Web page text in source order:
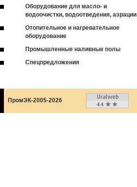
Оборудование для масло- и
водоочистки, водоотведения, аэрации
Отопительное и нагревательное
оборудование
Промышленные наливные полы
Спецпредложения
ПромЭК-2005-2026